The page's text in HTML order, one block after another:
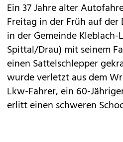
Ein 37 Jahre alter
Freitag in der Früh auf
in der Gemeinde Kleblach-
Spittal/Drau) mit seinem
einen Sattelschlepper
wurde verletzt aus dem
Lkw-Fahrer, ein 60-
erlitt einen schweren